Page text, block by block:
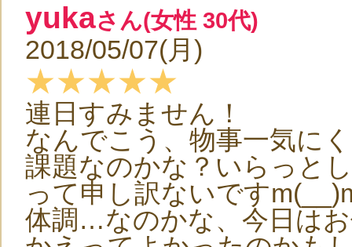
yukaさん(女性 30代)
2018/05/07(月)
★★★★★
連日すみません！
なんでこう、物事一気に
課題なのかな？いらっと
って申し訳ないです
体調…なのかな、今日は